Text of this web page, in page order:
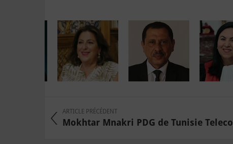
ARTICLE PRÉCÉDENT
Mokhtar Mnakri PDG de Tunisie